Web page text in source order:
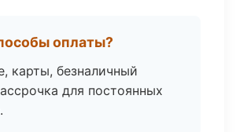
оплаты?
карты, безналичный
для постоянных